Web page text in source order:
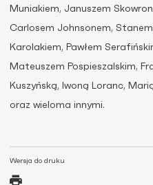
Wersja do druku
Muniakiem, Januszem
Carlosem Johnsonem,
Karolakiem, Pawłem
Mateuszem Pospieszalskim,
Kuszyńską, Iwoną Loranc,
oraz wieloma innymi.